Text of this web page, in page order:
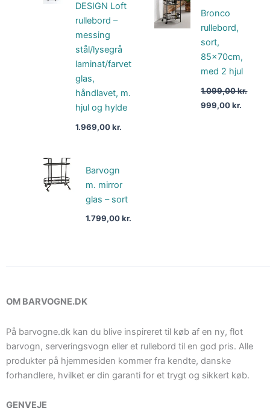
DESIGN Loft
rullebord –
messing
stål/lysegrå
laminat/farvet
glas,
håndlavet, m.
hjul og hylde
1.969,00kr.
Bronco
rullebord,
sort,
85x70cm,
med 2 hjul
1.099,00kr.
var:
1.099,00 kr..
999,00kr.
Barvogn
m. mirror
glas – sort
1.799,00kr.
OM BARVOGNE.DK
På barvogne.dk kan du blive inspireret til køb af en ny, flot
barvogn, serveringsvogn eller et rullebord til en god pris. Alle
produkter på hjemmesiden kommer fra kendte, danske
forhandlere, hvilket er din garanti for et trygt og sikkert køb.
GENVEJE